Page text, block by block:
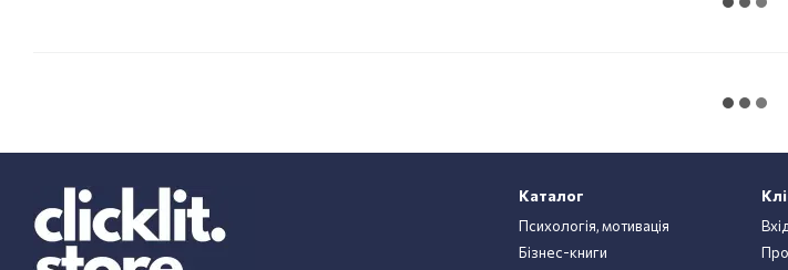
Каталог
Психологія, мотивація
Бізнес-книги